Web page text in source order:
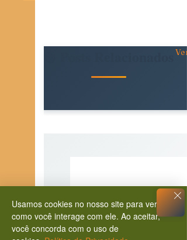
Usamos cookies no nosso site para ver
como você interage com ele. Ao aceitar,
você concorda com o uso de